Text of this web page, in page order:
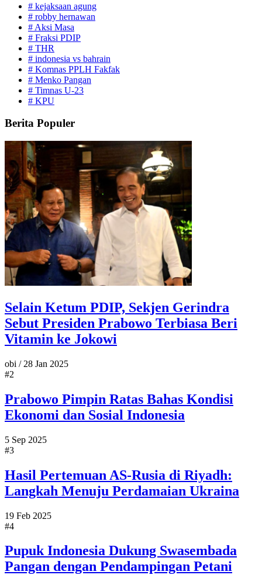
# kejaksaan agung
# robby hernawan
# Aksi Masa
# Fraksi PDIP
# THR
# indonesia vs bahrain
# Komnas PPLH Fakfak
# Menko Pangan
# Timnas U-23
# KPU
Berita Populer
Selain Ketum PDIP, Sekjen Gerindra
Sebut Presiden Prabowo Terbiasa Beri
Vitamin ke Jokowi
obi / 28 Jan 2025
#2
Prabowo Pimpin Ratas Bahas Kondisi
Ekonomi dan Sosial Indonesia
5 Sep 2025
#3
Hasil Pertemuan AS-Rusia di Riyadh:
Langkah Menuju Perdamaian Ukraina
19 Feb 2025
#4
Pupuk Indonesia Dukung Swasembada
Pangan dengan Pendampingan Petani